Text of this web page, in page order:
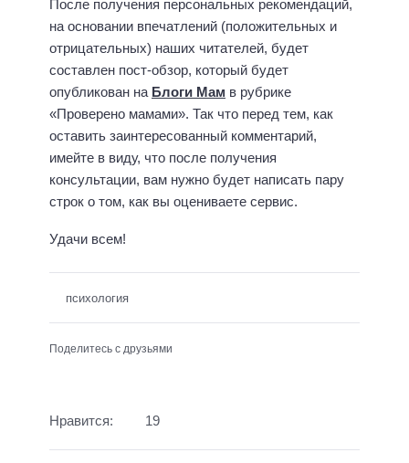
После получения персональных рекомендаций,
на основании впечатлений (положительных и
отрицательных) наших читателей, будет
составлен пост-обзор, который будет
опубликован на Блоги Мам в рубрике
«Проверено мамами». Так что перед тем, как
оставить заинтересованный комментарий,
имейте в виду, что после получения
консультации, вам нужно будет написать пару
строк о том, как вы оцениваете сервис.
Удачи всем!
психология
Поделитесь с друзьями
Нравится: 19